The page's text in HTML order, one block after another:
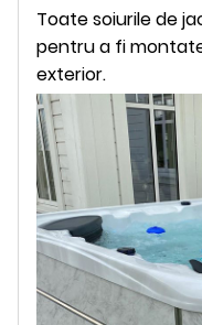
Toate soiurile de
pentru a fi
exterior.